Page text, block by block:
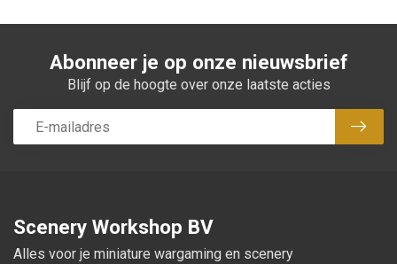
Abonneer je op onze nieuwsbrief
Blijf op de hoogte over onze laatste acties
Scenery Workshop BV
Alles voor je miniature wargaming en scenery